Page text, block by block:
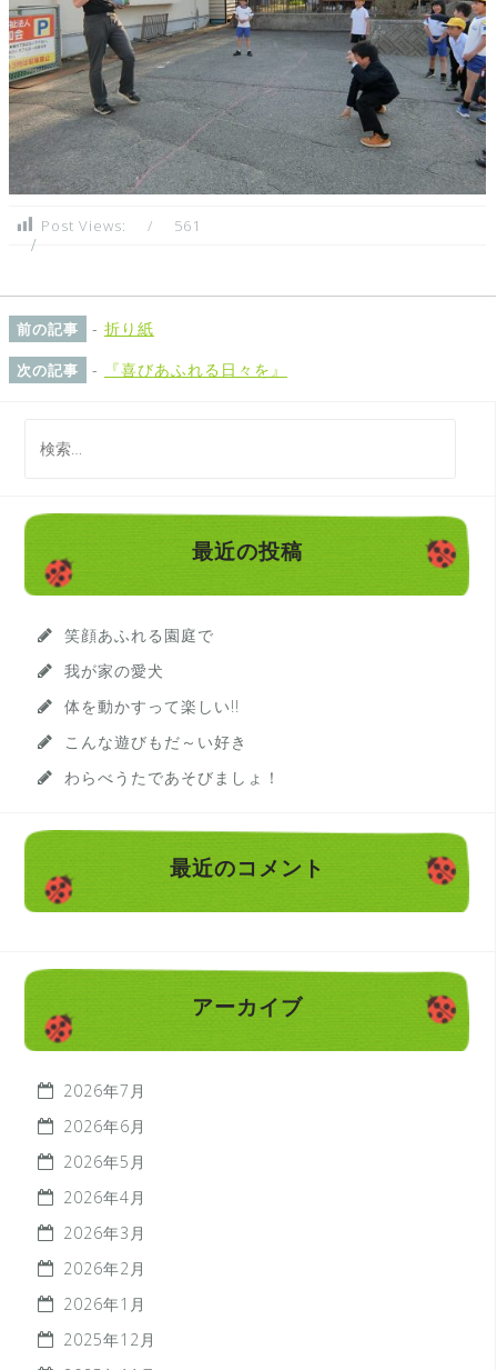
Post Views: 561
前の記事 - 折り紙
次の記事 - 『喜びあふれる日々を』
最近の投稿
笑顔あふれる園庭で
我が家の愛犬
体を動かすって楽しい!!
こんな遊びもだ～い好き
わらべうたであそびましょ！
最近のコメント
アーカイブ
2026年7月
2026年6月
2026年5月
2026年4月
2026年3月
2026年2月
2026年1月
2025年12月